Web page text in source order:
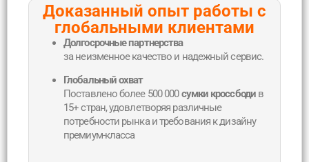
Доказанный опыт работы с
глобальными клиентами
Долгосрочные партнерства
за неизменное качество и надежный сервис.
Глобальный охват
Поставлено более 500 000сумки кроссбоди в
15+ стран, удовлетворяя различные
потребности рынка и требования к дизайну
премиум-класса